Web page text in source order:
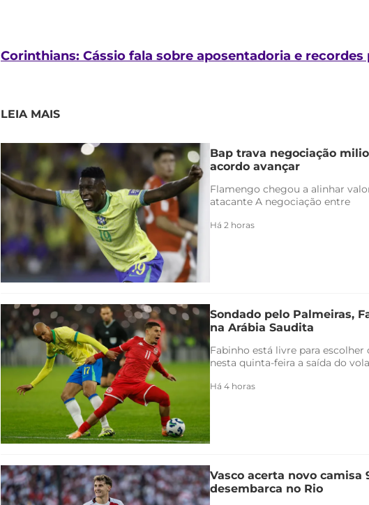
Corinthians: Cássio fala sobre aposentadoria e recordes
LEIA MAIS
Bap trava negociação
acordo avançar
Flamengo chegou a alinhar
atacante A negociação entre
Há 2 horas
Sondado pelo Palmeiras,
na Arábia Saudita
Fabinho está livre para
nesta quinta-feira a saída do
Há 4 horas
Vasco acerta novo camisa
desembarca no Rio